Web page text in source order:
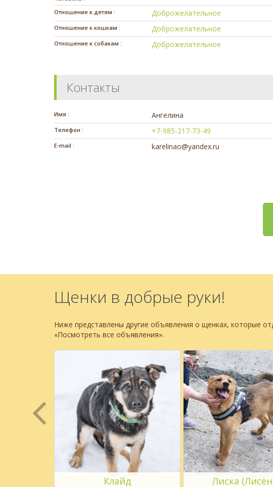
Отношение к детям : Доброжелательное
Отношение к кошкам : Доброжелательное
Отношение к собакам : Доброжелательное
Контакты
Имя : Ангелина
Телефон : +7-985-217-73-49
E-mail : karelinao@yandex.ru
Щенки в добрые руки!
Ниже представлены другие объявления о щенках, которые
«Посмотреть все объявления».
Клайд Лиска